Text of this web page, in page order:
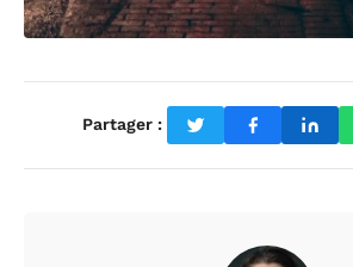
Partager :